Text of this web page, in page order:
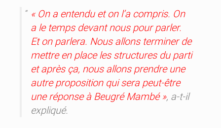
« On a entendu et on l’a compris. On
a le temps devant nous pour parler.
Et on parlera. Nous allons terminer de
mettre en place les structures du parti
et après ça, nous allons prendre une
autre proposition qui sera peut-être
une réponse à Beugré Mambé », a-t-il
expliqué.